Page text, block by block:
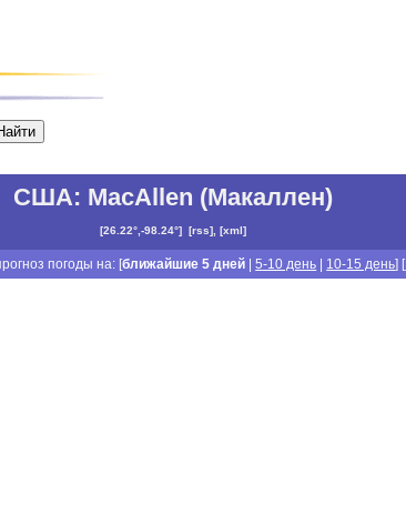
США: MacAllen (Макаллен)
[26.22°,-98.24°] [rss], [xml]
погоды на: [ближайшие 5 дней |5-10 день 10-15 день] [